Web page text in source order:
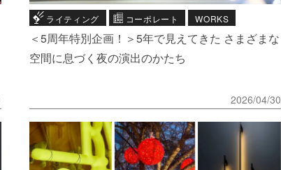
ライティング コーポレート WORKS
＜5周年特別企画！＞5年で見えてきた さまざまな
空間に息づく夜の演出のかたち
2026/04/30